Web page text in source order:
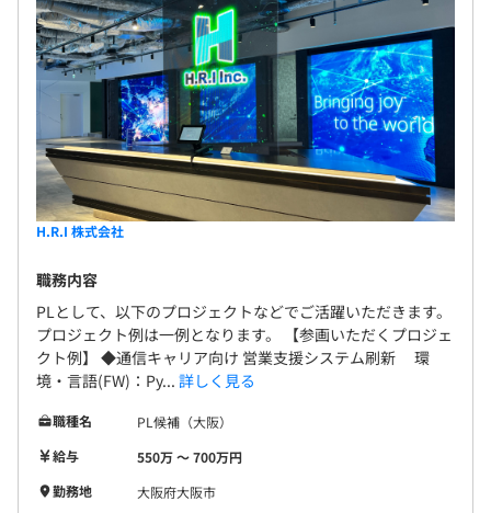
H.R.I 株式会社
職務内容
PLとして、以下のプロジェクトなどでご活躍いただきます。
プロジェクト例は一例となります。 【参画いただくプロジェ
クト例】 ◆通信キャリア向け 営業支援システム刷新 環
境・言語(FW)：Py... 詳しく見る
職種名
PL候補（大阪）
給与
550万 〜 700万円
勤務地
大阪府大阪市